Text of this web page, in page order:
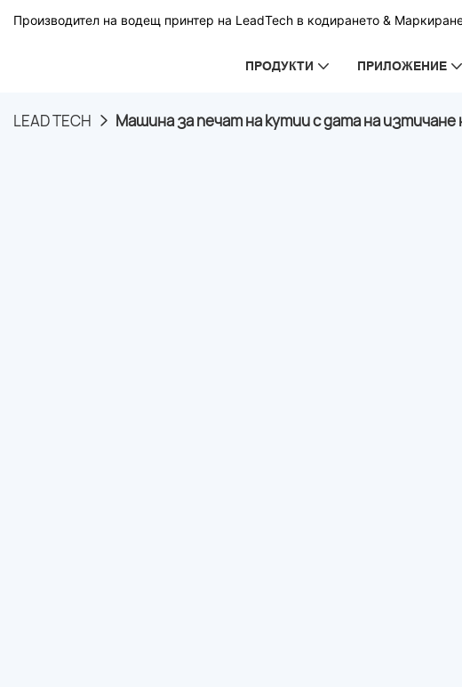
Производител на водещ принтер на LeadTech в кодирането & Маркиране
ПРОДУКТИ ПРИЛОЖЕНИЕ
LEAD TECH Машина за печат на кутии с дата на изтичане